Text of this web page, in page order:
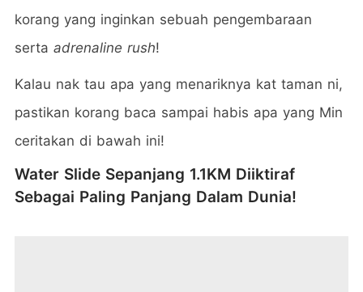
korang yang inginkan sebuah pengembaraan
serta adrenaline rush!
Kalau nak tau apa yang menariknya kat taman ni,
pastikan korang baca sampai habis apa yang Min
ceritakan di bawah ini!
Water Slide Sepanjang 1.1KM Diiktiraf
Sebagai Paling Panjang Dalam Dunia!